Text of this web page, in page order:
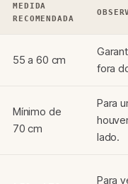
MEDIDA
RECOMENDADA
55 a 60 cm
fora
Mínimo de
70 cm
Para
lado.
Para